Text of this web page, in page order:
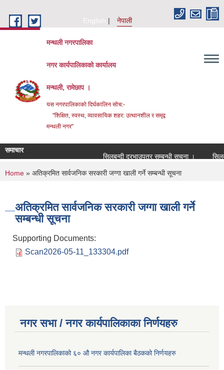
English
नेपाली
मन्थली नगरपालिका
नगर कार्यपालिकाको कार्यालय
मन्थली, रामेछाप ।
यस नगरपालिकाको दिर्घकालिन सोच:-
"शिक्षित, स्वस्थ, व्यावसायिक शहर: उत्थानशील र समृद्व
मन्थली नगर"
समाचार
सिलबन्दी दरभाउपत्र सम्बन्धी सूचना ।
You are here
Home » अतिक्रमित सार्वजनिक सरकारी जग्गा खाली गर्ने सम्बन्धी सूचना
अतिक्रमित सार्वजनिक सरकारी जग्गा खाली गर्ने
सम्बन्धी सूचना
Supporting Documents:
Scan2026-05-11_133304.pdf
नगर सभा / नगर कार्यपालिकाका निर्णयहरु
मन्थली नगरपालिकाको ६० औ नगर कार्यपालिका बैठकको निर्णयहरु